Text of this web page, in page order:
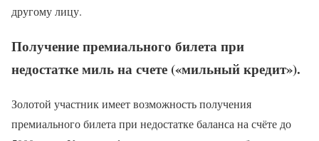
другому лицу.
Получение премиального билета при
недостатке миль на счете («мильный кредит»).
Золотой участник имеет возможность получения
премиального билета при недостатке баланса на счёте до